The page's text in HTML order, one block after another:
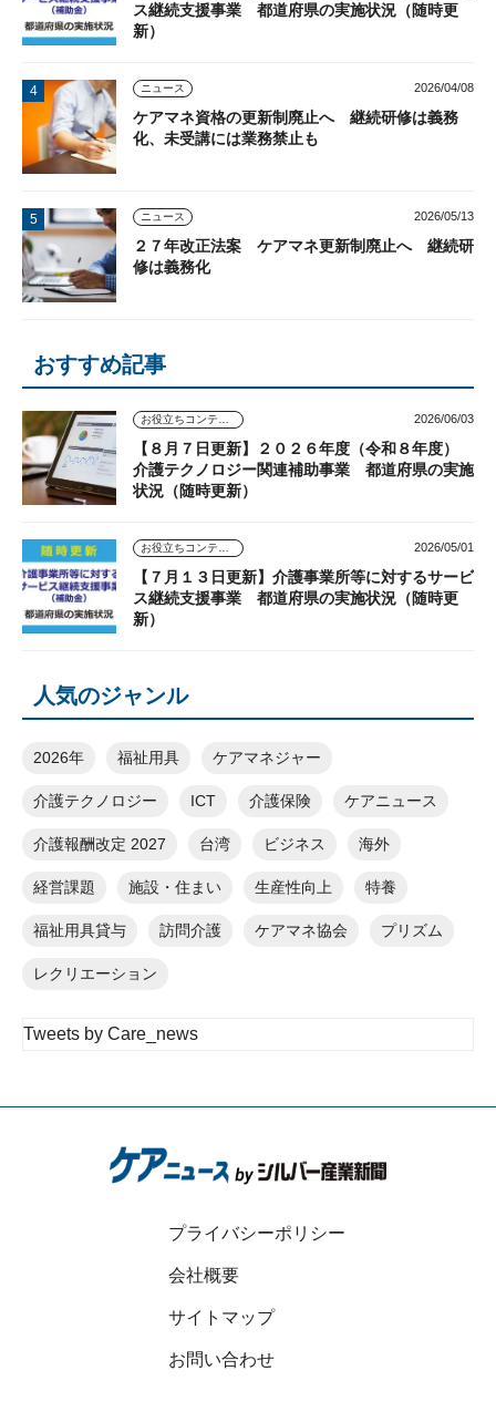
ス継続支援事業 都道府県の実施状況（随時更
新）
ニュース 2026/04/08
ケアマネ資格の更新制廃止へ 継続研修は義務
化、未受講には業務禁止も
ニュース 2026/05/13
２７年改正法案 ケアマネ更新制廃止へ 継続研
修は義務化
おすすめ記事
お役立ちコンテンツ 2026/06/03
【８月７日更新】２０２６年度（令和８年度）
介護テクノロジー関連補助事業 都道府県の実施
状況（随時更新）
お役立ちコンテンツ 2026/05/01
【７月１３日更新】介護事業所等に対するサービ
ス継続支援事業 都道府県の実施状況（随時更
新）
人気のジャンル
2026年 福祉用具 ケアマネジャー
介護テクノロジー ICT 介護保険 ケアニュース
介護報酬改定 2027 台湾 ビジネス 海外
経営課題 施設・住まい 生産性向上 特養
福祉用具貸与 訪問介護 ケアマネ協会 プリズム
レクリエーション
Tweets by Care_news
プライバシーポリシー
会社概要
サイトマップ
お問い合わせ